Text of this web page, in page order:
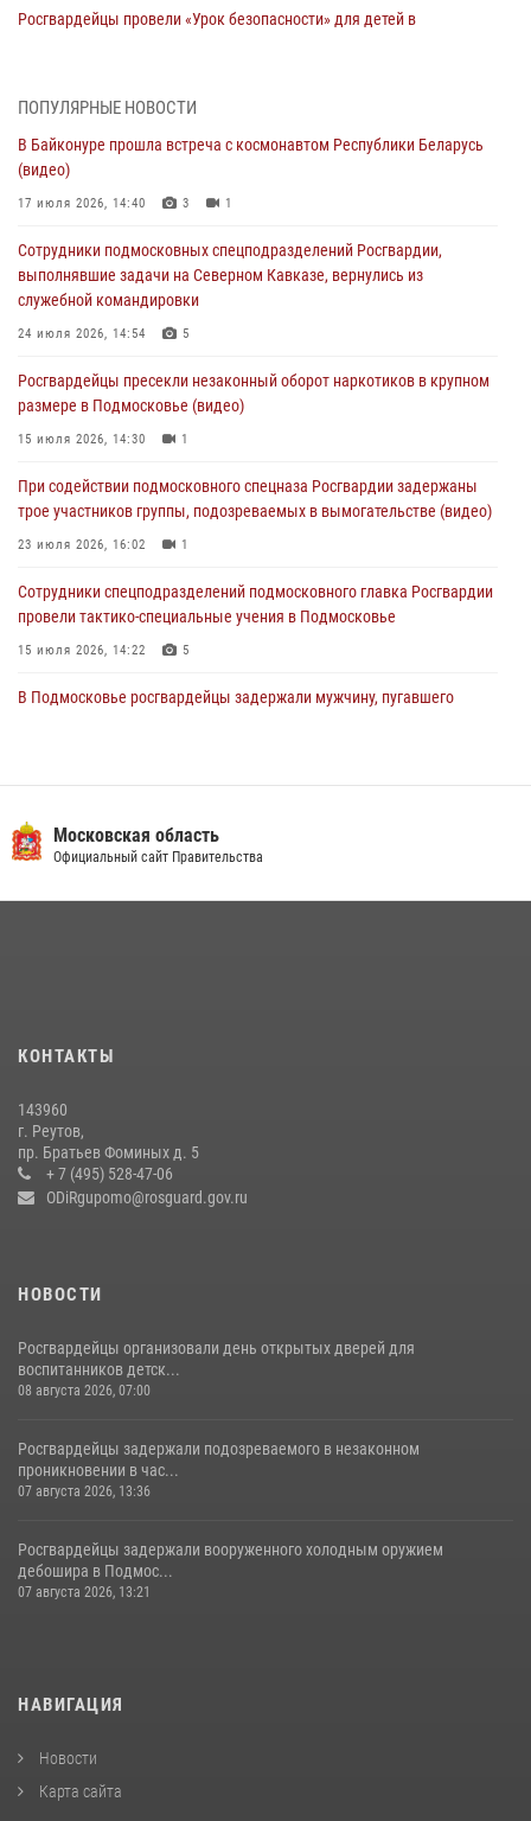
Росгвардейцы провели «Урок безопасности» для детей в
подозреваемые в организации незаконной миграции и
изготовлении поддельных документов (видео)
05 августа 2026, 15:48
Сотрудники спецподразделения подмосковного главка Росгвардии
отработали навыки огневой подготовки на комплексных учениях
04 августа 2026, 12:21
сигналам «Тревога» с охраняемых объектов в Подмосковье
04 августа 2026, 12:15
(видео)
03 августа 2026, 15:32
ПОПУЛЯРНЫЕ НОВОСТИ
В Байконуре прошла встреча с космонавтом Республики Беларусь
(видео)
17 июля 2026, 14:40 3 1
Сотрудники подмосковных спецподразделений Росгвардии,
выполнявшие задачи на Северном Кавказе, вернулись из
служебной командировки
24 июля 2026, 14:54 5
Росгвардейцы пресекли незаконный оборот наркотиков в крупном
размере в Подмосковье (видео)
15 июля 2026, 14:30 1
При содействии подмосковного спецназа Росгвардии задержаны
трое участников группы, подозреваемых в вымогательстве (видео)
23 июля 2026, 16:02 1
Сотрудники спецподразделений подмосковного главка Росгвардии
провели тактико-специальные учения в Подмосковье
15 июля 2026, 14:22 5
В Подмосковье росгвардейцы задержали мужчину, пугавшего
федеральном розыске (видео)
22 июля 2026, 14:15 1
18 июля 2026, 07:03
сотрудников спецподразделений в преодолении полосы
препятствий со стрельбой
14 июля 2026, 15:13
Московская область
Официальный сайт Правительства
КОНТАКТЫ
143960
г. Реутов,
пр. Братьев Фоминых д. 5
+ 7 (495) 528-47-06
ODiRgupomo@rosguard.gov.ru
НОВОСТИ
Росгвардейцы организовали день открытых дверей для
воспитанников детск...
08 августа 2026, 07:00
Росгвардейцы задержали подозреваемого в незаконном
проникновении в час...
07 августа 2026, 13:36
Росгвардейцы задержали вооруженного холодным оружием
дебошира в Подмос...
07 августа 2026, 13:21
НАВИГАЦИЯ
Новости
Карта сайта